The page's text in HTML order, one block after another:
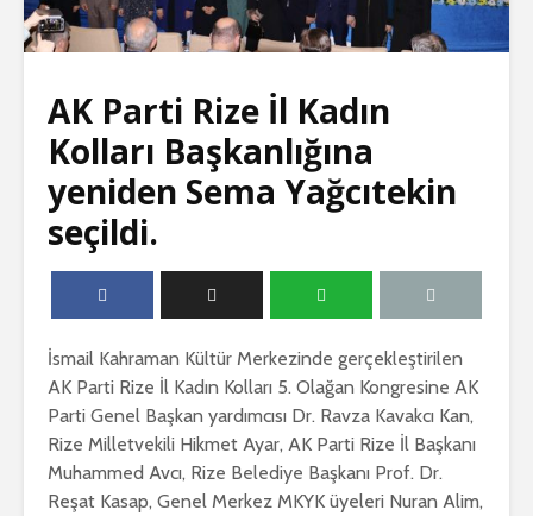
AK Parti Rize İl Kadın
Kolları Başkanlığına
yeniden Sema Yağcıtekin
seçildi.
İsmail Kahraman Kültür Merkezinde gerçekleştirilen
AK Parti Rize İl Kadın Kolları 5. Olağan Kongresine AK
Parti Genel Başkan yardımcısı Dr. Ravza Kavakcı Kan,
Rize Milletvekili Hikmet Ayar, AK Parti Rize İl Başkanı
Muhammed Avcı, Rize Belediye Başkanı Prof. Dr.
Reşat Kasap, Genel Merkez MKYK üyeleri Nuran Alim,